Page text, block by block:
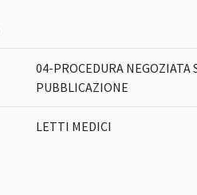
04-PROCEDURA NEGOZIATA
PUBBLICAZIONE
LETTI MEDICI